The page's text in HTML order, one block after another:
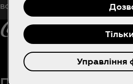
всіх матеріалів про Кока-
Управління